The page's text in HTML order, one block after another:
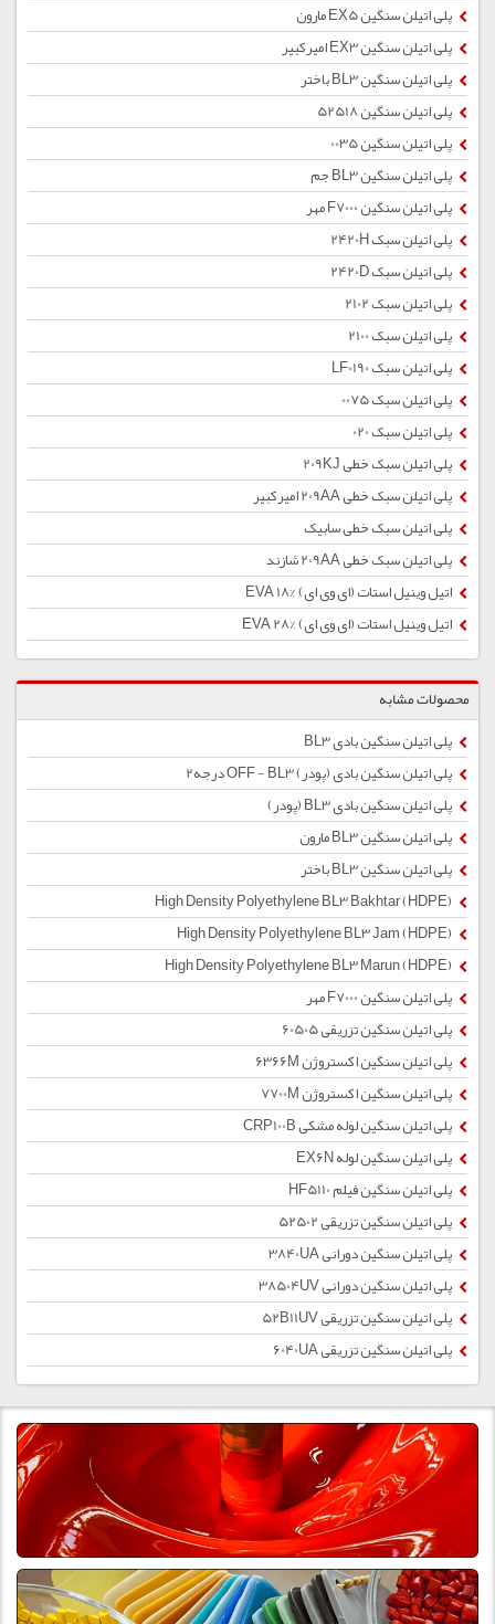
پلی اتیلن سنگین EX5 مارون
پلی اتیلن سنگین EX3 امیرکبیر
پلی اتیلن سنگین BL3 باختر
پلی اتیلن سنگین 52518
پلی اتیلن سنگین 0035
پلی اتیلن سنگین BL3 جم
پلی اتیلن سنگین F7000 مهر
پلی اتیلن سبک 2420H
پلی اتیلن سبک 2420D
پلی اتیلن سبک 2102
پلی اتیلن سبک 2100
پلی اتیلن سبک LF0190
پلی اتیلن سبک 0075
پلی اتیلن سبک 020
پلی اتیلن سبک خطی 209KJ
پلی اتیلن سبک خطی 209AA امیرکبیر
پلی اتیلن سبک خطی سابیک
پلی اتیلن سبک خطی 209AA شازند
اتیل وینیل استات (ای وی ای) %EVA 18
اتیل وینیل استات (ای وی ای) %28 EVA
محصولات مشابه
پلی اتیلن سنگین بادی BL3
پلی اتیلن سنگین بادی (پودر) OFF - BL3 درجه2
پلی اتیلن سنگین بادی BL3 (پودر)
پلی اتیلن سنگین BL3 مارون
پلی اتیلن سنگین BL3 باختر
پلی اتیلن سنگین F7000 مهر
پلی اتیلن سنگین تزریقی 60505
پلی اتیلن سنگین اکستروژن 6366M
پلی اتیلن سنگین اکستروژن 7700M
پلی اتیلن سنگین لوله مشکی CRP100B
پلی اتیلن سنگین لوله EX6N
پلی اتیلن سنگین فیلم HF5110
پلی اتیلن سنگین تزریقی 52502
پلی اتیلن سنگین دورانی 3840UA
پلی اتیلن سنگین دورانی 38504UV
پلی اتیلن سنگین تزریقی 52B11UV
پلی اتیلن سنگین تزریقی 6040UA